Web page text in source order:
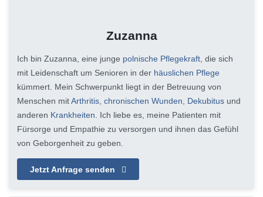
Zuzanna
Ich bin Zuzanna, eine junge polnische Pflegekraft, die sich
mit Leidenschaft um Senioren in der häuslichen Pflege
kümmert. Mein Schwerpunkt liegt in der Betreuung von
Menschen mitArthritis, chronischen Wunden, Dekubitus und
anderen Krankheiten. Ich liebe es, meine Patienten mit
Fürsorge und Empathie zu versorgen und ihnen das Gefühl
von Geborgenheit zu geben.
Jetzt Anfrage senden